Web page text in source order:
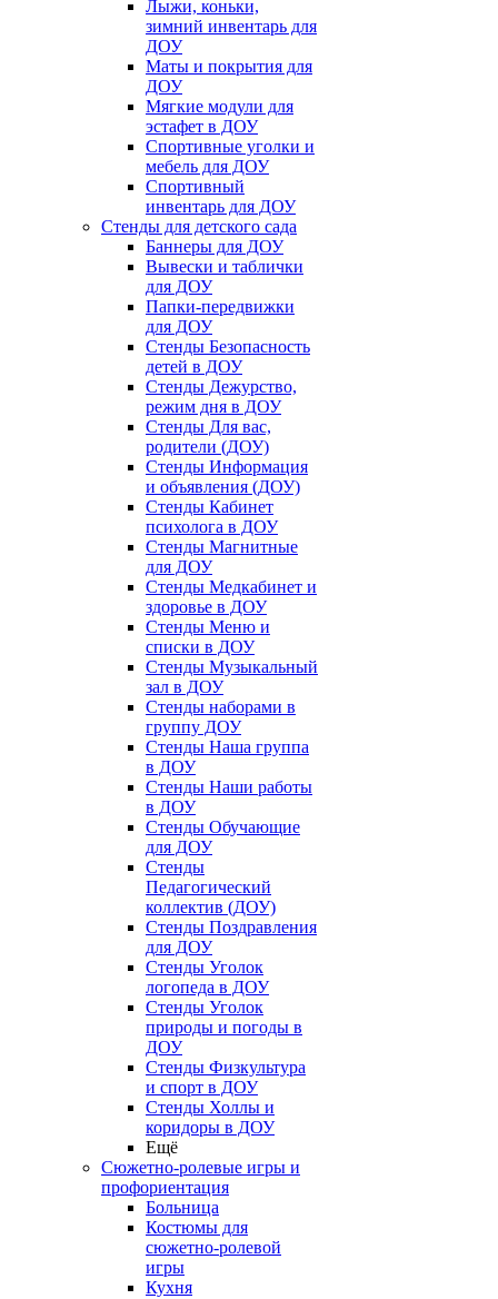
Лыжи, коньки,
зимний инвентарь для
ДОУ
Маты и покрытия для
ДОУ
Мягкие модули для
эстафет в ДОУ
Спортивные уголки и
мебель для ДОУ
Спортивный
инвентарь для ДОУ
Стенды для детского сада
Баннеры для ДОУ
Вывески и таблички
для ДОУ
Папки-передвижки
для ДОУ
Стенды Безопасность
детей в ДОУ
Стенды Дежурство,
режим дня в ДОУ
Стенды Для вас,
родители (ДОУ)
Стенды Информация
и объявления (ДОУ)
Стенды Кабинет
психолога в ДОУ
Стенды Магнитные
для ДОУ
Стенды Медкабинет и
здоровье в ДОУ
Стенды Меню и
списки в ДОУ
Стенды Музыкальный
зал в ДОУ
Стенды наборами в
группу ДОУ
Стенды Наша группа
в ДОУ
Стенды Наши работы
в ДОУ
Стенды Обучающие
для ДОУ
Стенды
Педагогический
коллектив (ДОУ)
Стенды Поздравления
для ДОУ
Стенды Уголок
логопеда в ДОУ
Стенды Уголок
природы и погоды в
ДОУ
Стенды Физкультура
и спорт в ДОУ
Стенды Холлы и
коридоры в ДОУ
Ещё
Сюжетно-ролевые игры и
профориентация
Больница
Костюмы для
сюжетно-ролевой
игры
Кухня